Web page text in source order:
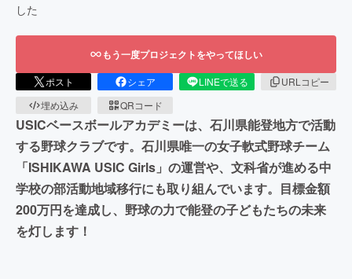
した
もう一度プロジェクトをやってほしい
ポスト シェア LINEで送る
URLコピー
埋め込み
QRコード
USICベースボールアカデミーは、石川県能登地方で活動
する野球クラブです。石川県唯一の女子軟式野球チーム
「ISHIKAWA USIC Girls」の運営や、文科省が進める中
学校の部活動地域移行にも取り組んでいます。目標金額
200万円を達成し、野球の力で能登の子どもたちの未来
を灯します！